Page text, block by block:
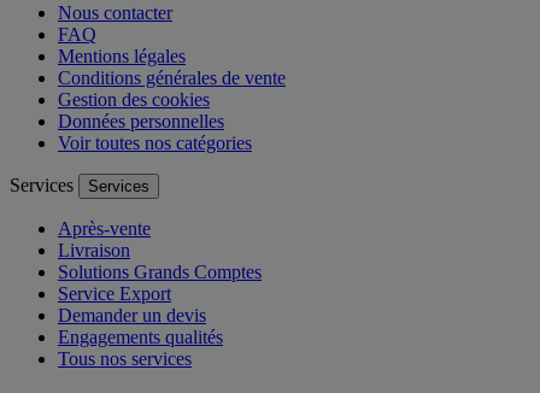
Nous contacter
FAQ
Mentions légales
Conditions générales de vente
Gestion des cookies
Données personnelles
Voir toutes nos catégories
Services Services
Après-vente
Livraison
Solutions Grands Comptes
Service Export
Demander un devis
Engagements qualités
Tous nos services